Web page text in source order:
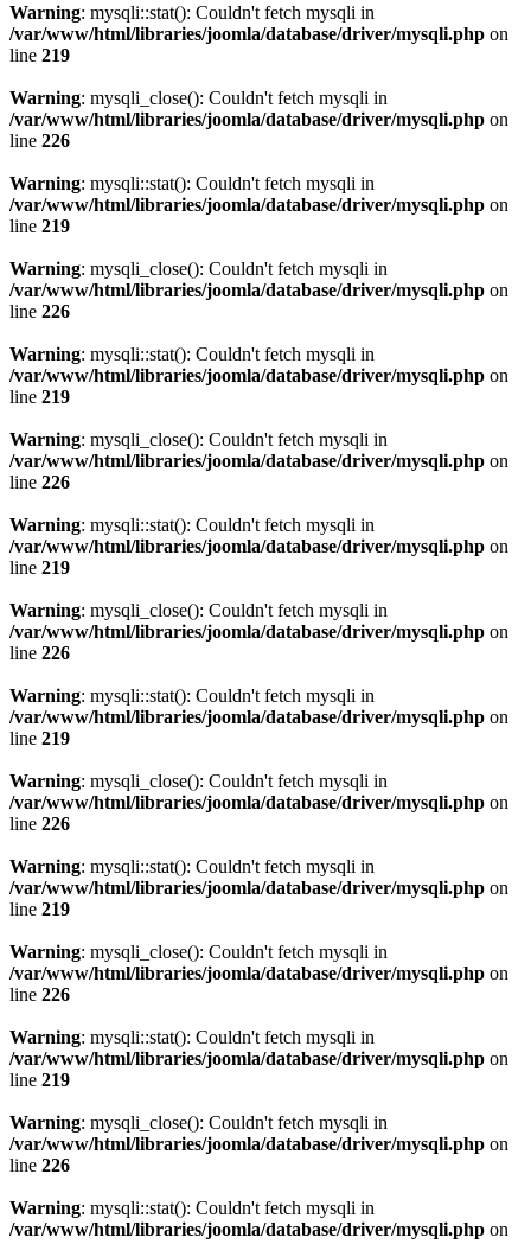
Warning: mysqli::stat(): Couldn't fetch mysqli in
/var/www/html/libraries/joomla/database/driver/mysqli.php on
line 219
Warning: mysqli_close(): Couldn't fetch mysqli in
/var/www/html/libraries/joomla/database/driver/mysqli.php on
line 226
Warning: mysqli::stat(): Couldn't fetch mysqli in
/var/www/html/libraries/joomla/database/driver/mysqli.php on
line 219
Warning: mysqli_close(): Couldn't fetch mysqli in
/var/www/html/libraries/joomla/database/driver/mysqli.php on
line 226
Warning: mysqli::stat(): Couldn't fetch mysqli in
/var/www/html/libraries/joomla/database/driver/mysqli.php on
line 219
Warning: mysqli_close(): Couldn't fetch mysqli in
/var/www/html/libraries/joomla/database/driver/mysqli.php on
line 226
Warning: mysqli::stat(): Couldn't fetch mysqli in
/var/www/html/libraries/joomla/database/driver/mysqli.php on
line 219
Warning: mysqli_close(): Couldn't fetch mysqli in
/var/www/html/libraries/joomla/database/driver/mysqli.php on
line 226
Warning: mysqli::stat(): Couldn't fetch mysqli in
/var/www/html/libraries/joomla/database/driver/mysqli.php on
line 219
Warning: mysqli_close(): Couldn't fetch mysqli in
/var/www/html/libraries/joomla/database/driver/mysqli.php on
line 226
Warning: mysqli::stat(): Couldn't fetch mysqli in
/var/www/html/libraries/joomla/database/driver/mysqli.php on
line 219
Warning: mysqli_close(): Couldn't fetch mysqli in
/var/www/html/libraries/joomla/database/driver/mysqli.php on
line 226
Warning: mysqli::stat(): Couldn't fetch mysqli in
/var/www/html/libraries/joomla/database/driver/mysqli.php on
line 219
Warning: mysqli_close(): Couldn't fetch mysqli in
/var/www/html/libraries/joomla/database/driver/mysqli.php on
line 226
Warning: mysqli::stat(): Couldn't fetch mysqli in
/var/www/html/libraries/joomla/database/driver/mysqli.php on